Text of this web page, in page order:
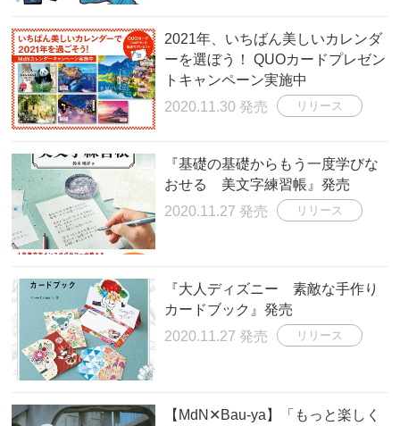
2021年、いちばん美しいカレンダ
ーを選ぼう！ QUOカードプレゼン
トキャンペーン実施中
2020.11.30 発売
リリース
『基礎の基礎からもう一度学びな
おせる 美文字練習帳』発売
2020.11.27 発売
リリース
『大人ディズニー 素敵な手作り
カードブック』発売
2020.11.27 発売
リリース
【MdN✕Bau-ya】「もっと楽しく